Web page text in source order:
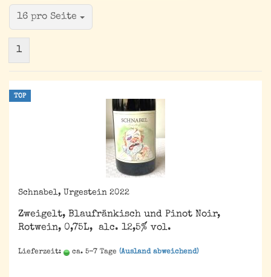
16 pro Seite
pro Seite
1
TOP
Schnabel, Urgestein 2022
Zweigelt, Blaufränkisch und Pinot Noir,
Rotwein, 0,75L, alc. 12,5% vol.
Lieferzeit: ca. 5-7 Tage (Ausland abweichend)